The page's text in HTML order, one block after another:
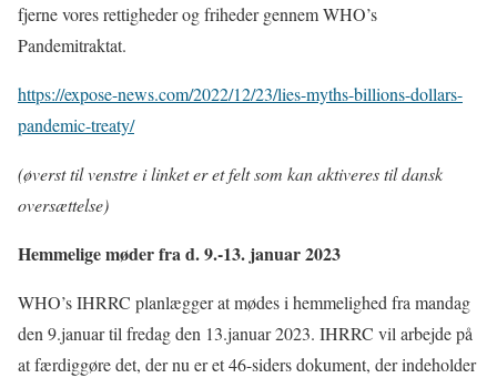
fjerne vores rettigheder og friheder gennem WHO’s
Pandemitraktat.
https://expose-news.com/2022/12/23/lies-myths-billions-dollars-
pandemic-treaty/
(øverst til venstre i linket er et felt som kan aktiveres til dansk
oversættelse)
Hemmelige møder fra d. 9.-13. januar 2023
WHO’s IHRRC planlægger at mødes i hemmelighed fra mandag
den 9.januar til fredag den 13.januar 2023. IHRRC vil arbejde på
at færdiggøre det, der nu er et 46-siders dokument, der indeholder